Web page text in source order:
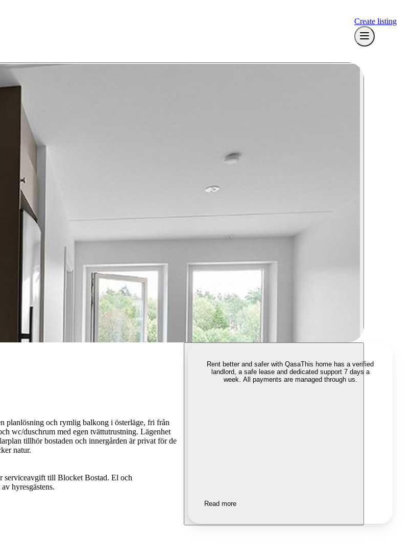
Create listing
planlösning och rymlig balkong i österläge, fri från
wc/duschrum med egen tvättutrustning. Lägenhet
tillhör bostaden och innergården är privat för de
natur.
serviceavgift till Blocket Bostad. El och
hyresgästens.
Rent better and safer with QasaThis home has a verified
landlord, a safe lease and dedicated support 7 days a
week. All payments are managed through us.
Read more